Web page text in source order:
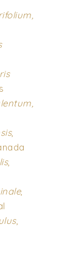
,
,
,
,